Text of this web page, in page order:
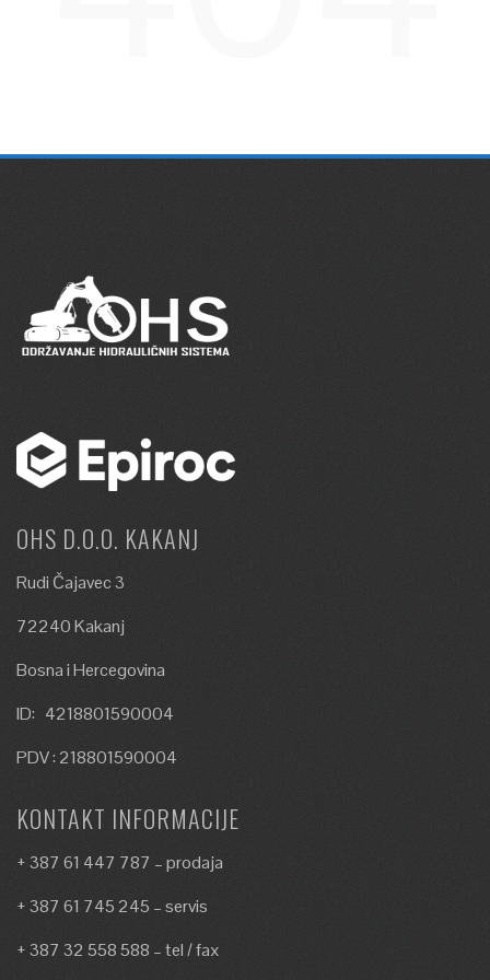
OHS D.O.O. KAKANJ
Rudi Čajavec 3
72240 Kakanj
Bosna i Hercegovina
ID: 4218801590004
PDV : 218801590004
KONTAKT INFORMACIJE
+ 387 61 447 787 – prodaja
+ 387 61 745 245 – servis
+ 387 32 558 588 – tel / fax